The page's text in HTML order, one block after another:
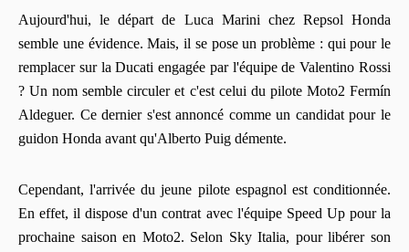
Aujourd'hui, le départ de Luca Marini chez Repsol Honda
semble une évidence. Mais, il se pose un problème : qui pour le
remplacer sur la Ducati engagée par l'équipe de Valentino Rossi
? Un nom semble circuler et c'est celui du pilote Moto2 Fermín
Aldeguer. Ce dernier s'est annoncé comme un candidat pour le
guidon Honda avant qu'Alberto Puig démente.
Cependant, l'arrivée du jeune pilote espagnol est conditionnée.
En effet, il dispose d'un contrat avec l'équipe Speed Up pour la
prochaine saison en Moto2. Selon Sky Italia, pour libérer son